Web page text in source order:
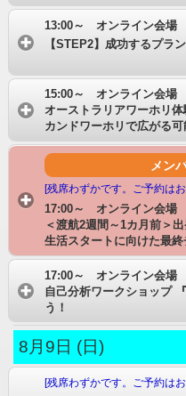
13:00～ オンライン会場
【STEP2】成功するプラ
15:00～ オンライン会場
オーストラリアワーホリ
カンドワーホリで広がる可
メン
[残席わずかです。ご予約は
17:00～ オンライン会場
＜渡航2週間～1カ月前＞
生活スタートに向けた最終
17:00～ オンライン会場
自己分析ワークショップ
う！
8月9日 (日)
[残席わずかです。ご予約は